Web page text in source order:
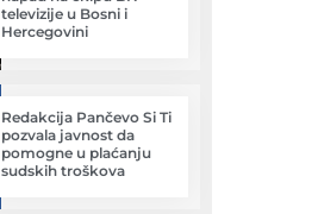
televizije u Bosni i
Hercegovini
Redakcija Pančevo Si Ti
pozvala javnost da
pomogne u plaćanju
sudskih troškova